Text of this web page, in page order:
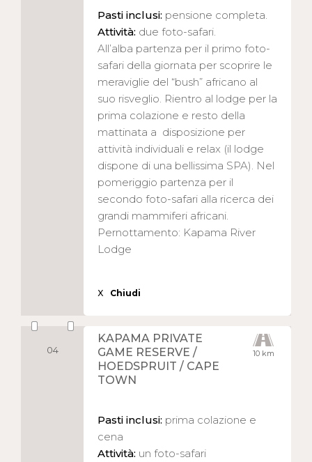
Pasti inclusi: pensione completa.
Attività: due foto-safari.
All’alba partenza per il primo foto-
safari della giornata per scoprire le
meraviglie del “bush” africano al
suo risveglio. Rientro al lodge per la
prima colazione e resto della
mattinata a disposizione per
attività individuali e relax (il lodge
dispone di una bellissima SPA). Nel
pomeriggio partenza per il
secondo foto-safari alla ricerca dei
grandi mammiferi africani.
Pernottamento: Kapama River
Lodge
X Chiudi
04 10 km
KAPAMA PRIVATE
GAME RESERVE /
HOEDSPRUIT / CAPE
TOWN
Pasti inclusi: prima colazione e
cena
Attività: un foto-safari